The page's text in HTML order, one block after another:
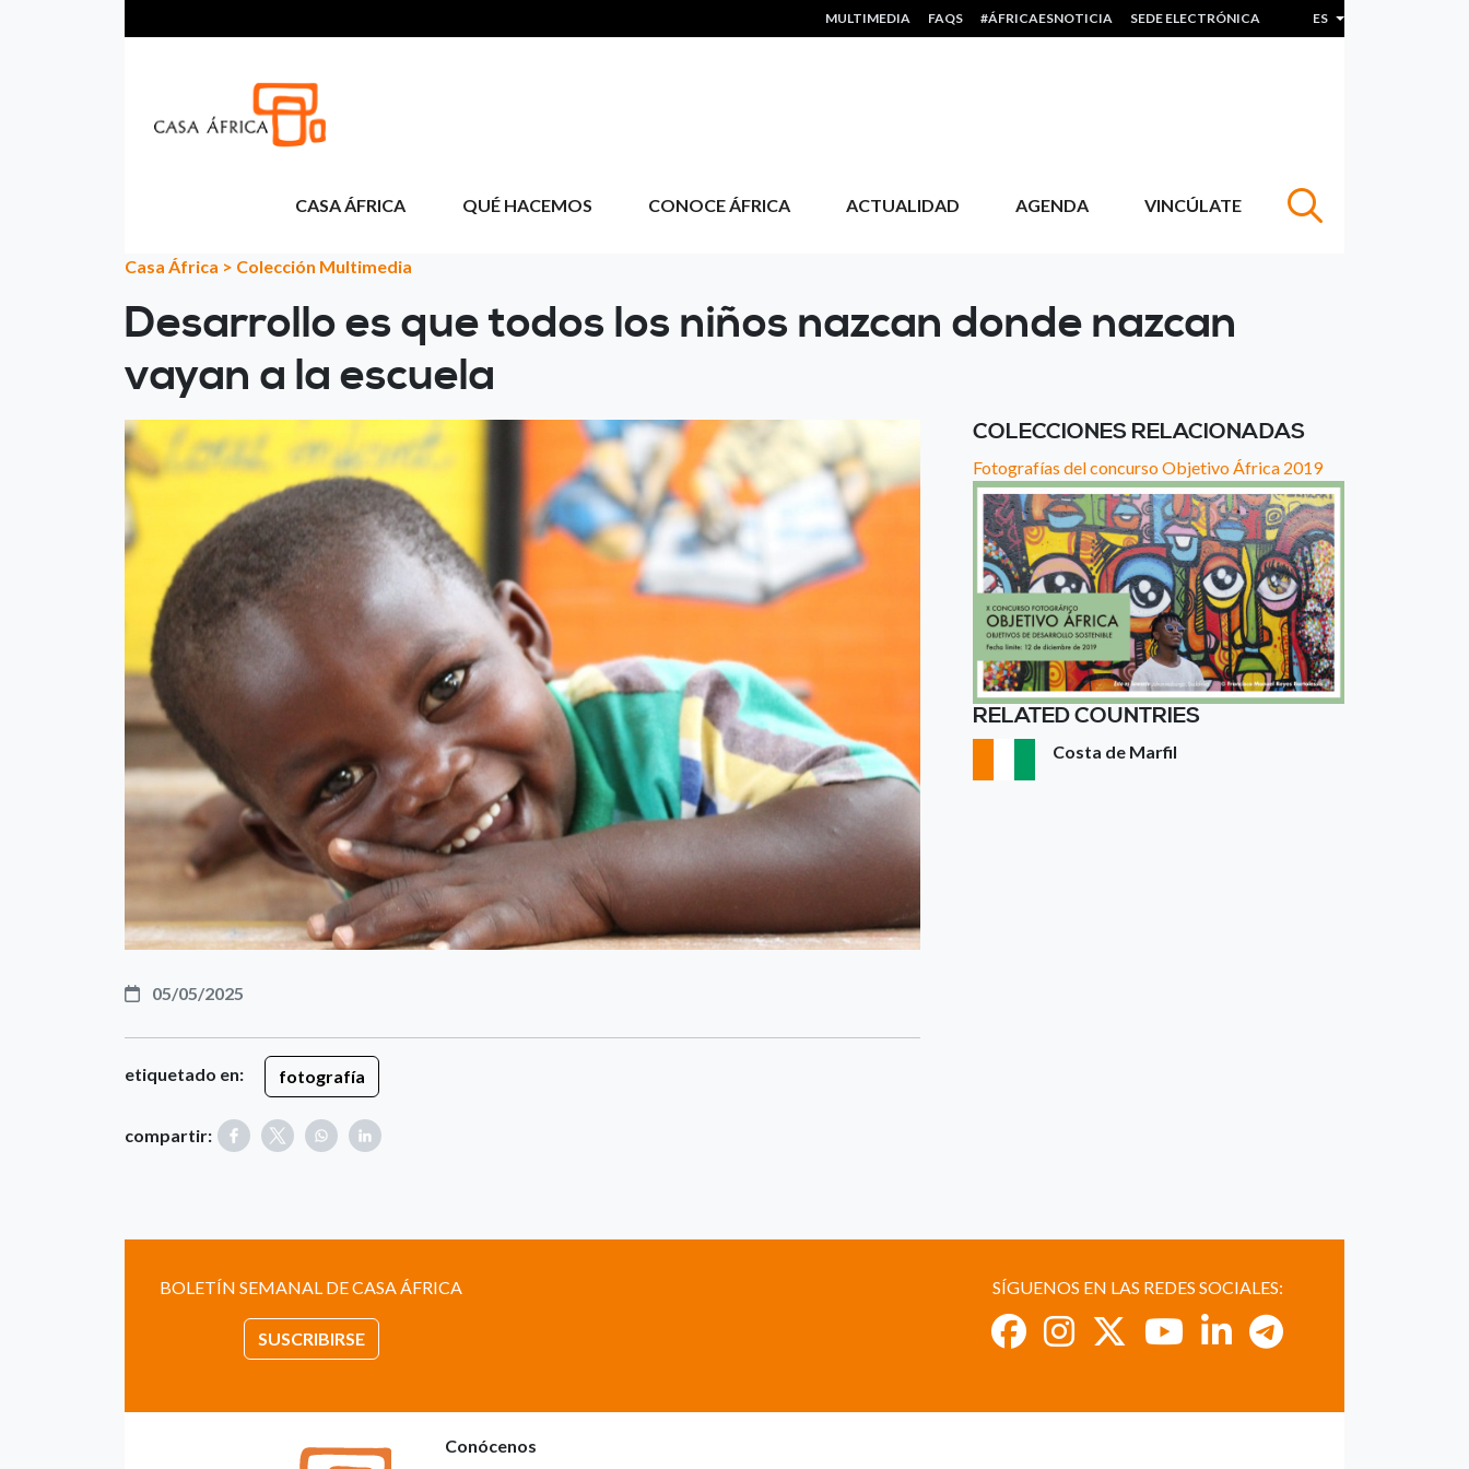
HEADER MENU
MULTIMEDIA FAQS #ÁFRICAESNOTICIA SEDE ELECTRÓNICA ES Lista adicional de
CASA ÁFRICA QUÉ HACEMOS CONOCE ÁFRICA ACTUALIDAD AGENDA VINCÚLATE
Casa África > Colección Multimedia
Desarrollo es que todos los niños nazcan donde nazcan
vayan a la escuela
05/05/2025
etiquetado en: fotografía
compartir:
COLECCIONES RELACIONADAS
Fotografías del concurso Objetivo África 2019
RELATED COUNTRIES
Costa de Marfil
BOLETÍN SEMANAL DE CASA ÁFRICA
SUSCRIBIRSE
SÍGUENOS EN LAS REDES SOCIALES:
Conócenos